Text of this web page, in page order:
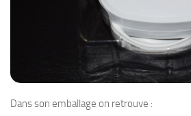
Dans son emballage on retrouve :